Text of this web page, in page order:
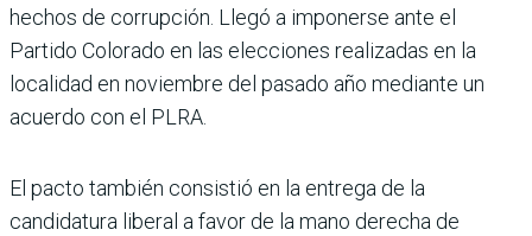
hechos de corrupción. Llegó a imponerse ante el
Partido Colorado en las elecciones realizadas en la
localidad en noviembre del pasado año mediante un
acuerdo con el PLRA.
El pacto también consistió en la entrega de la
candidatura liberal a favor de la mano derecha de